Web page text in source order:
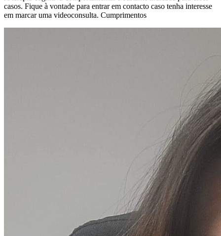
casos. Fique à vontade para entrar em contacto caso tenha interesse
em marcar uma videoconsulta. Cumprimentos